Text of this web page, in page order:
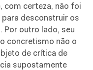
com certeza, não foi
desconstruir os
Por outro lado, seu
concretismo não o
de crítica de
supostamente